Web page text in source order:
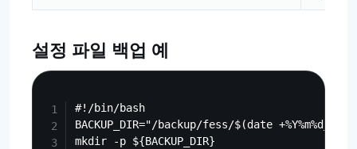
설정 파일 백업 예
#!/bin/bash
BACKUP_DIR="/backup/fess/$(date
mkdir -p ${BACKUP_DIR}